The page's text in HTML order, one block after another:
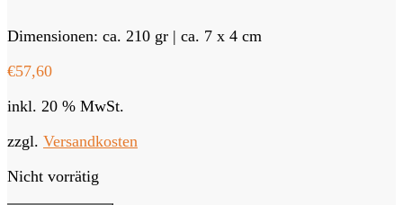
Dimensionen: ca. 210 gr | ca. 7 x 4 cm
€57,60
inkl. 20 % MwSt.
zzgl. Versandkosten
Nicht vorrätig